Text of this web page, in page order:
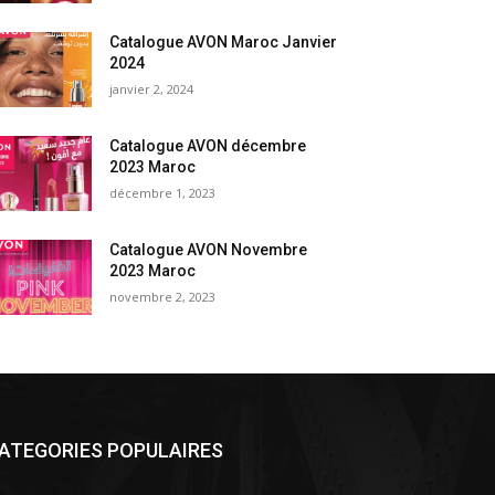
Catalogue AVON Maroc Janvier
2024
janvier 2, 2024
Catalogue AVON décembre
2023 Maroc
décembre 1, 2023
Catalogue AVON Novembre
2023 Maroc
novembre 2, 2023
POPULAIRES